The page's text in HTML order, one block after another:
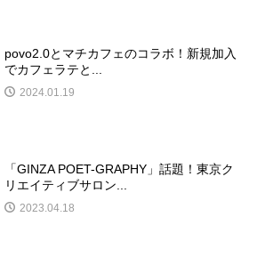
povo2.0とマチカフェのコラボ！新規加入
でカフェラテと...
2024.01.19
「GINZA POET-GRAPHY」話題！東京ク
リエイティブサロン...
2023.04.18